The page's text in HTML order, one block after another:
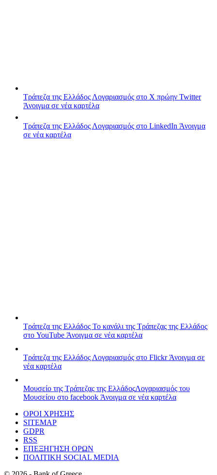
Τράπεζα της Ελλάδος Λογαριασμός στο X πρώην Twitter
Άνοιγμα σε νέα καρτέλα
Τράπεζα της Ελλάδος Λογαριασμός στο LinkedIn Άνοιγμα
σε νέα καρτέλα
Τράπεζα της Ελλάδος Το κανάλι της Τράπεζας της Ελλάδος
στο YouTube Άνοιγμα σε νέα καρτέλα
Τράπεζα της Ελλάδος Λογαριασμός στο FlickrΆνοιγμα σε
νέα καρτέλα
Μουσείο της Τράπεζας της ΕλλάδοςΛογαριασμός του
Μουσείου στο facebook Άνοιγμα σε νέα καρτέλα
ΟΡΟΙ ΧΡΗΣΗΣ
SITEMAP
GDPR
RSS
ΕΠΕΞΗΓΗΣΗ ΟΡΩΝ
ΠΟΛΙΤΙΚΗ SOCIAL MEDIA